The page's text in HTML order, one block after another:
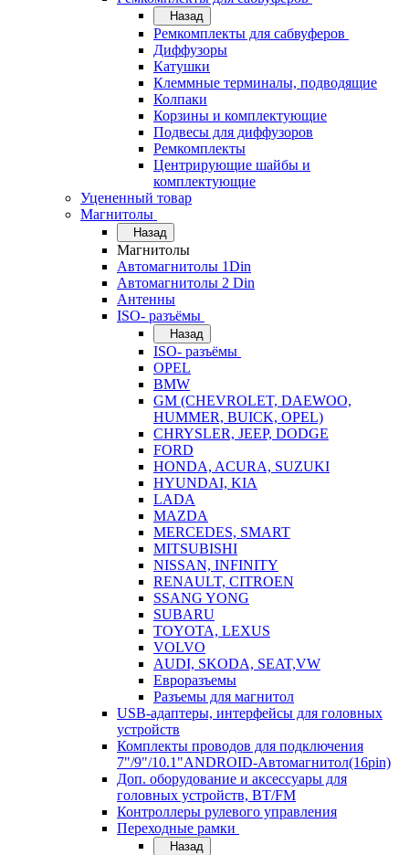
Назад
Ремкомплекты для сабвуферов
Диффузоры
Катушки
Клеммные терминалы, подводящие
Колпаки
Корзины и комплектующие
Подвесы для диффузоров
Ремкомплекты
Центрирующие шайбы и
комплектующие
Уцененный товар
Магнитолы
Назад
Магнитолы
Автомагнитолы 1Din
Автомагнитолы 2 Din
Антенны
ISO- разъёмы
Назад
ISO- разъёмы
OPEL
BMW
GM (CHEVROLET, DAEWOO,
HUMMER, BUICK, OPEL)
CHRYSLER, JEEP, DODGE
FORD
HONDA, ACURA, SUZUKI
HYUNDAI, KIA
LADA
MAZDA
MERCEDES, SMART
MITSUBISHI
NISSAN, INFINITY
RENAULT, CITROEN
SSANG YONG
SUBARU
TOYOTA, LEXUS
VOLVO
AUDI, SKODA, SEAT,VW
Евроразъемы
Разъемы для магнитол
USB-адаптеры, интерфейсы для головных
устройств
Комплекты проводов для подключения
7"/9"/10.1"ANDROID-Автомагнитол(16pin)
Доп. оборудование и аксессуары для
головных устройств, BT/FM
Контроллеры рулевого управления
Переходные рамки
Назад